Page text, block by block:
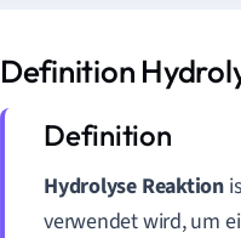
Definition
Hydrolyse Reaktion
verwendet wird, um